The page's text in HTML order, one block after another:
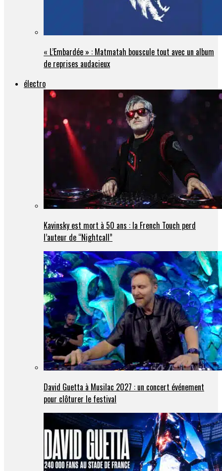
« L’Embardée » : Matmatah bouscule tout avec un album
de reprises audacieux
électro
Kavinsky est mort à 50 ans : la French Touch perd
l’auteur de “Nightcall”
David Guetta à Musilac 2027 : un concert événement
pour clôturer le festival